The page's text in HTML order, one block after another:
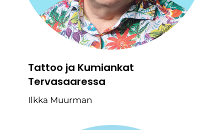
Tattoo ja Kumiankat
Tervasaaressa
Ilkka Muurman